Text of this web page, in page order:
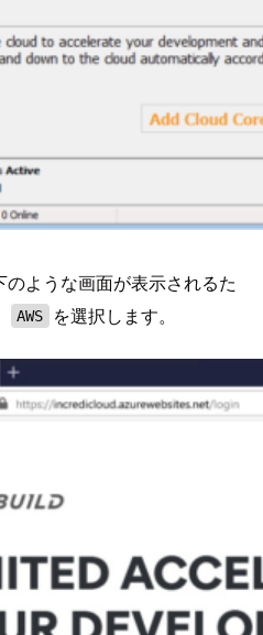
ような画面が表示されるた
AWS を選択します。